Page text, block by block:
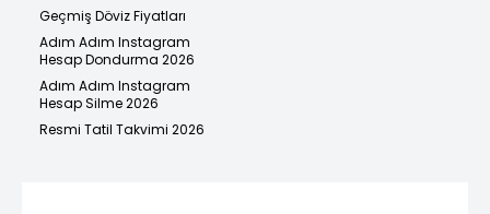
Geçmiş Döviz Fiyatları
Adım Adım Instagram
Hesap Dondurma 2026
Adım Adım Instagram
Hesap Silme 2026
Resmi Tatil Takvimi 2026